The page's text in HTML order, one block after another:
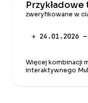
zweryfikowane w
✈ 24.01.2026
Więcej kombinacji
interaktywnego